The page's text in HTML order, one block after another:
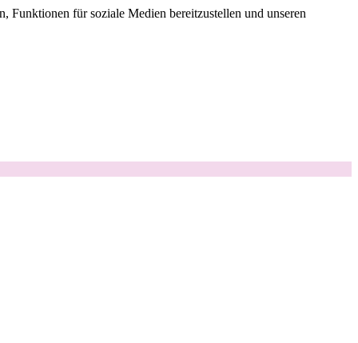
Funktionen für soziale Medien bereitzustellen und unseren